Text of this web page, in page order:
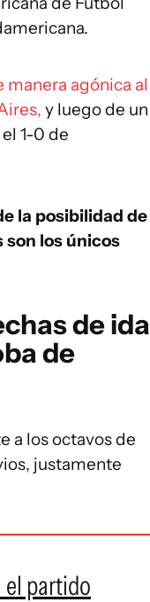
manera agónica al
y luego de un
1-0 de
la posibilidad de
son los únicos
de ida
de
a los octavos de
justamente
partido